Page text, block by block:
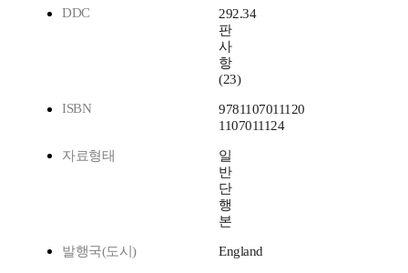
DDC
292.34
판
사
항
(23)
ISBN
9781107011120
1107011124
자료형태
일
반
단
행
본
발행국(도시) England